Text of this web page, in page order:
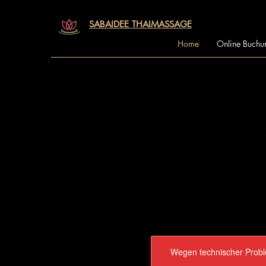
SABAIDEE THAIMASSAGE
Home
Online
Wegen technischer